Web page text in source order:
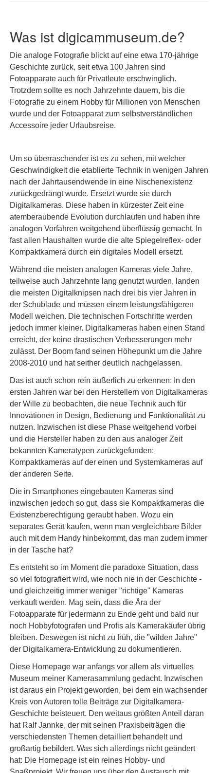
Was ist digicammuseum.de?
Die analoge Fotografie blickt auf eine etwa 170-jährige
Geschichte zurück, seit etwa 100 Jahren sind
Fotoapparate auch für Privatleute erschwinglich.
Trotzdem sollte es noch Jahrzehnte dauern, bis die
Fotografie zu einem Hobby für Millionen von Menschen
wurde und der Fotoapparat zum selbstverständlichen
Accessoire jeder Urlaubsreise.
Um so überraschender ist es zu sehen, mit welcher
Geschwindigkeit die etablierte Technik in wenigen Jahren
nach der Jahrtausendwende in eine Nischenexistenz
zurückgedrängt wurde. Ersetzt wurde sie durch
Digitalkameras. Diese haben in kürzester Zeit eine
atemberaubende Evolution durchlaufen und haben ihre
analogen Vorfahren weitgehend überflüssig gemacht. In
fast allen Haushalten wurde die alte Spiegelreflex- oder
Kompaktkamera durch ein digitales Modell ersetzt.
Während die meisten analogen Kameras viele Jahre,
teilweise auch Jahrzehnte lang genutzt wurden, landen
die meisten Digitalknipsen nach drei bis vier Jahren in
der Schublade und müssen einem leistungsfähigeren
Modell weichen. Die technischen Fortschritte werden
jedoch immer kleiner. Digitalkameras haben einen Stand
erreicht, der keine drastischen Verbesserungen mehr
zulässt. Der Boom fand seinen Höhepunkt um die Jahre
2008-2010 und hat seither deutlich nachgelassen.
Das ist auch schon rein äußerlich zu erkennen: In den
ersten Jahren war bei den Herstellern von Digitalkameras
der Wille zu beobachten, die neue Technik auch für
Innovationen in Design, Bedienung und Funktionalität zu
nutzen. Inzwischen ist diese Phase weitgehend vorbei
und die Hersteller haben zu den aus analoger Zeit
bekannten Kameratypen zurückgefunden:
Kompaktkameras auf der einen und Systemkameras auf
der anderen Seite.
Die in Smartphones eingebauten Kameras sind
inzwischen jedoch so gut, dass sie Kompaktkameras die
Existenzberechtigung geraubt haben. Wozu ein
separates Gerät kaufen, wenn man vergleichbare Bilder
auch mit dem Handy hinbekommt, das man zudem immer
in der Tasche hat?
Es entsteht so im Moment die paradoxe Situation, dass
so viel fotografiert wird, wie noch nie in der Geschichte -
und gleichzeitig immer weniger "richtige" Kameras
verkauft werden. Mag sein, dass die Ära der
Fotoapparate für jedermann zu Ende geht und bald nur
noch Hobbyfotografen und Profis als Kamerakäufer übrig
bleiben. Deswegen ist nicht zu früh, die "wilden Jahre"
der Digitalkamera-Entwicklung zu dokumentieren.
Diese Homepage war anfangs vor allem als virtuelles
Museum meiner Kamerasammlung gedacht. Inzwischen
ist daraus ein Projekt geworden, bei dem ein wachsender
Kreis von Autoren tolle Beiträge zur Digitalkamera-
Geschichte beisteuert. Den weitaus größten Anteil daran
hat Ralf Jannke, der mit seinen Praxisbeiträgen die
verschiedensten Themen detailliert behandelt und
großartig bebildert. Was sich allerdings nicht geändert
hat: Die Homepage ist ein reines Hobby- und